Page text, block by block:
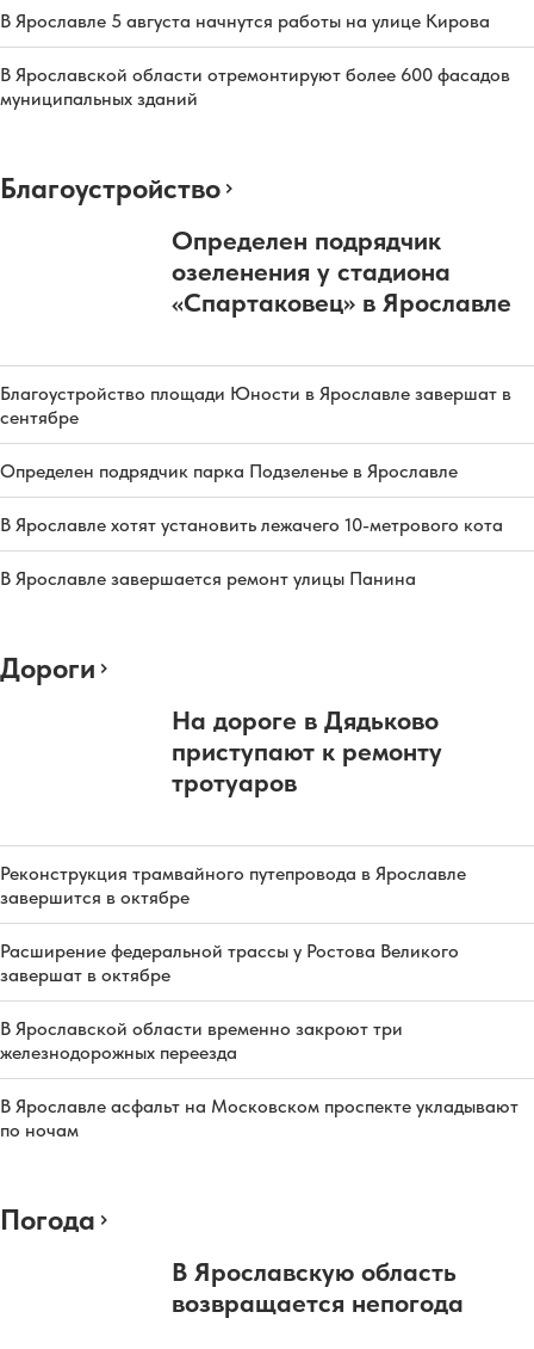
В Ярославле 5 августа начнутся работы на улице Кирова
В Ярославской области отремонтируют более 600 фасадов
муниципальных зданий
Благоустройство
Определен подрядчик
озеленения у стадиона
«Спартаковец» в Ярославле
Благоустройство площади Юности в Ярославле завершат в
сентябре
Определен подрядчик парка Подзеленье в Ярославле
В Ярославле хотят установить лежачего 10-метрового кота
В Ярославле завершается ремонт улицы Панина
Дороги
На дороге в Дядьково
приступают к ремонту
тротуаров
Реконструкция трамвайного путепровода в Ярославле
завершится в октябре
Расширение федеральной трассы у Ростова Великого
завершат в октябре
В Ярославской области временно закроют три
железнодорожных переезда
В Ярославле асфальт на Московском проспекте укладывают
по ночам
Погода
В Ярославскую область
возвращается непогода